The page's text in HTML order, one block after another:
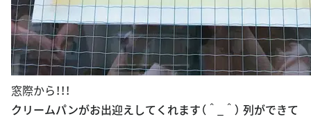
窓際から！！！
クリームパンがお出迎えしてくれます（＾_＾） 列ができて